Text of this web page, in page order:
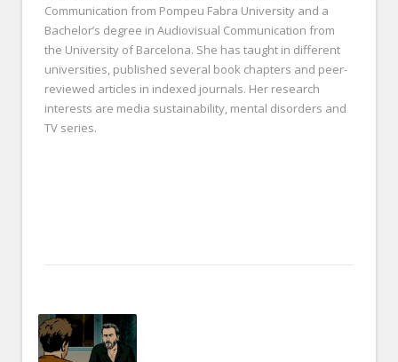
Communication from Pompeu Fabra University and a
Bachelor’s degree in Audiovisual Communication from
the University of Barcelona. She has taught in different
universities, published several book chapters and peer-
reviewed articles in indexed journals. Her research
interests are media sustainability, mental disorders and
TV series.